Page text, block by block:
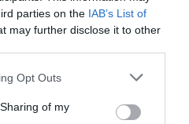
parties on the IAB’s List of
may further disclose it to other
app uses one or more Google
behaviour. You may click to
Opt Outs
of my